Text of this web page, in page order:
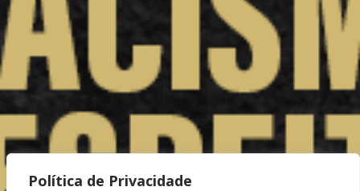
Política de Privacidade